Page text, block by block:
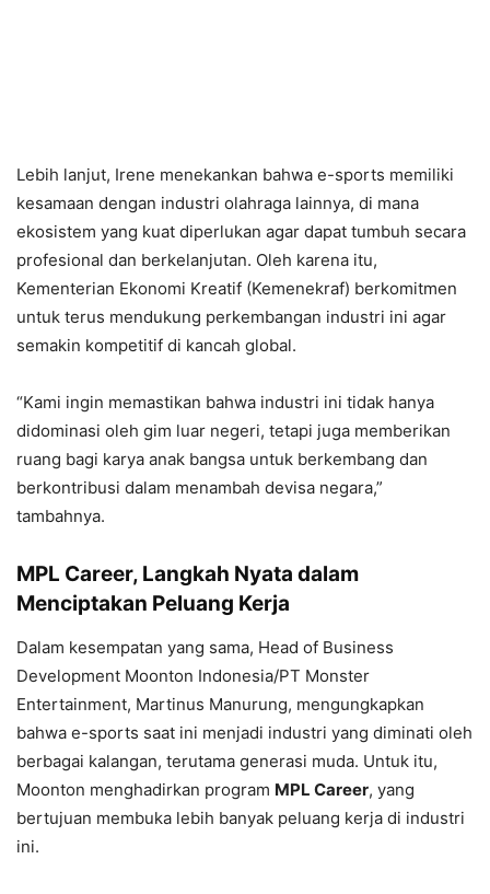
Lebih lanjut, Irene menekankan bahwa e-sports memiliki
kesamaan dengan industri olahraga lainnya, di mana
ekosistem yang kuat diperlukan agar dapat tumbuh secara
profesional dan berkelanjutan. Oleh karena itu,
Kementerian Ekonomi Kreatif (Kemenekraf) berkomitmen
untuk terus mendukung perkembangan industri ini agar
semakin kompetitif di kancah global.
“Kami ingin memastikan bahwa industri ini tidak hanya
didominasi oleh gim luar negeri, tetapi juga memberikan
ruang bagi karya anak bangsa untuk berkembang dan
berkontribusi dalam menambah devisa negara,”
tambahnya.
MPL Career, Langkah Nyata dalam
Menciptakan Peluang Kerja
Dalam kesempatan yang sama, Head of Business
Development Moonton Indonesia/PT Monster
Entertainment, Martinus Manurung, mengungkapkan
bahwa e-sports saat ini menjadi industri yang diminati oleh
berbagai kalangan, terutama generasi muda. Untuk itu,
Moonton menghadirkan program MPL Career, yang
bertujuan membuka lebih banyak peluang kerja di industri
ini.